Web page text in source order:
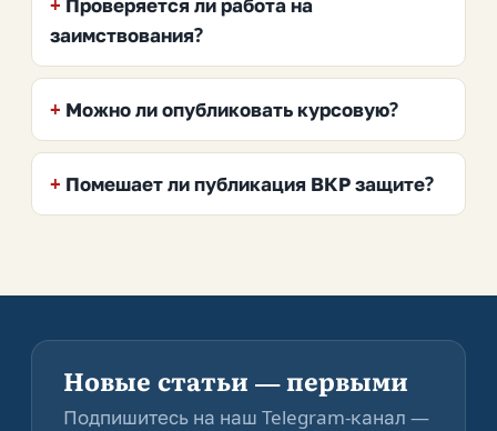
заимствования?
Можно ли опубликовать курсовую?
Помешает ли публикация ВКР защите?
Новые статьи — первыми
Подпишитесь на наш Telegram-канал —